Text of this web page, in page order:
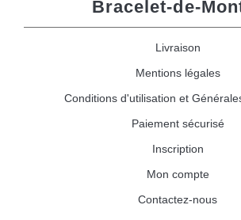
Bracelet-de-
Livraison
Mentions légales
Conditions d'utilisation et
Paiement sécurisé
Inscription
Mon compte
Contactez-nous